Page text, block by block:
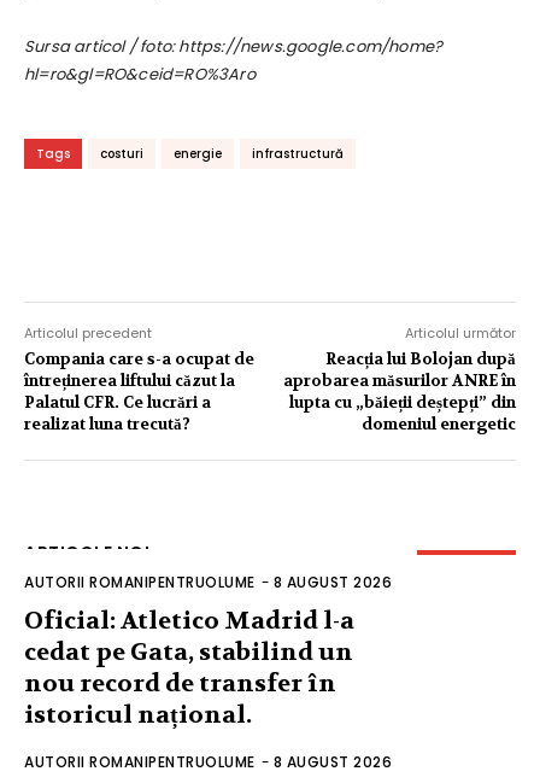
Sursa articol / foto: https://news.google.com/home?
hl=ro&gl=RO&ceid=RO%3Aro
Tags costuri energie infrastructură
Articolul precedent
Compania care s-a ocupat de
întreținerea liftului căzut la
Palatul CFR. Ce lucrări a
realizat luna trecută?
Articolul următor
Reacția lui Bolojan după
aprobarea măsurilor ANRE în
lupta cu „băieții deștepți” din
domeniul energetic
ARTICOLE NOI
AUTORII ROMANIPENTRUOLUME - 8 AUGUST 2026
Oficial: Atletico Madrid l-a
cedat pe Gata, stabilind un
nou record de transfer în
istoricul național.
AUTORII ROMANIPENTRUOLUME - 8 AUGUST 2026